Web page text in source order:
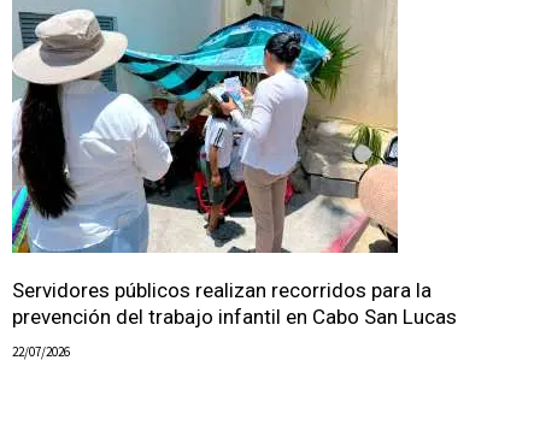
Servidores públicos realizan recorridos para la
prevención del trabajo infantil en Cabo San Lucas
22/07/2026